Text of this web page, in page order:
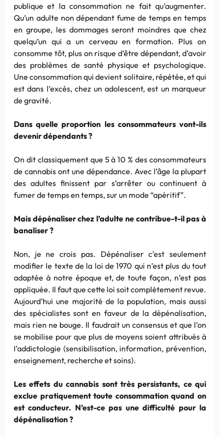
publique et la consommation ne fait qu’augmenter.
Qu’un adulte non dépendant fume de temps en temps
en groupe, les dommages seront moindres que chez
quelqu’un qui a un cerveau en formation. Plus on
consomme tôt, plus on risque d’être dépendant, d’avoir
des problèmes de santé physique et psychologique.
Une consommation qui devient solitaire, répétée, et qui
est dans l’excès, chez un adolescent, est un marqueur
de gravité.
Dans quelle proportion les consommateurs vont-ils
devenir dépendants ?
On dit classiquement que 5 à 10 % des consommateurs
de cannabis ont une dépendance. Avec l’âge la plupart
des adultes finissent par s’arrêter ou continuent à
fumer de temps en temps, sur un mode “apéritif”.
Mais dépénaliser chez l’adulte ne contribue-t-il pas à
banaliser ?
Non, je ne crois pas. Dépénaliser c’est seulement
modifier le texte de la loi de 1970 qui n’est plus du tout
adaptée à notre époque et, de toute façon, n’est pas
appliquée. Il faut que cette loi soit complètement revue.
Aujourd’hui une majorité de la population, mais aussi
des spécialistes sont en faveur de la dépénalisation,
mais rien ne bouge. Il faudrait un consensus et que l’on
se mobilise pour que plus de moyens soient attribués à
l’addictologie (sensibilisation, information, prévention,
enseignement, recherche et soins).
Les effets du cannabis sont très persistants, ce qui
exclue pratiquement toute consommation quand on
est conducteur. N’est-ce pas une difficulté pour la
dépénalisation ?